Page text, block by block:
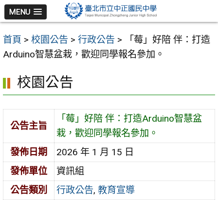
跳
至
主
要
容
區
MENU
首頁 > 校園公告 > 行政公告 >
「莓」好陪 伴：打造
Arduino智慧盆栽，歡迎同學報名參加。
校園公告
公告主旨
「莓」好陪 伴：打造Arduino智慧盆
栽，歡迎同學報名參加。
發佈日期
2026 年 1 月 15 日
發佈單位
資訊組
公告類別
行政公告,教育宣導